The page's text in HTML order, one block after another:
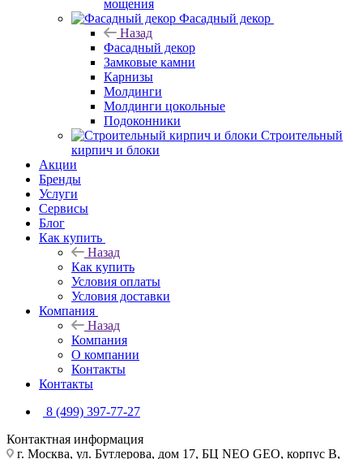
мощения
Фасадный декор
Назад
Фасадный декор
Замковые камни
Карнизы
Молдинги
Молдинги цокольные
Подоконники
Строительный
кирпич и блоки
Акции
Бренды
Услуги
Сервисы
Блог
Как купить
Назад
Как купить
Условия оплаты
Условия доставки
Компания
Назад
Компания
О компании
Контакты
Контакты
8 (499) 397-77-27
Контактная информация
г. Москва, ул. Бутлерова, дом 17, БЦ NEO GEO, корпус В,